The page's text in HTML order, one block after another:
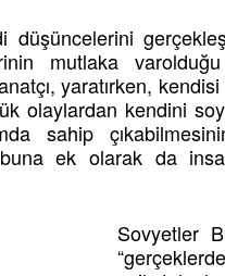
düşüncelerini
mutlaka
yaratırken,
olaylardan kendini
sahip
ek olarak da
Sovyetler